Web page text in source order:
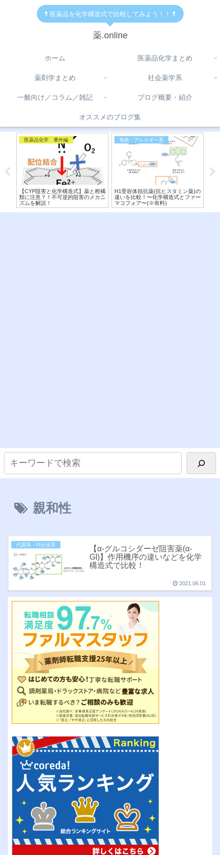
💊医薬品を化学構造式で比較してみよう！！💊
薬.online
ホーム 医薬品化学まとめ
薬剤学まとめ 社会薬学系
一般向け／コラム／雑記 ブログ概要・紹介
オススメのブログ集
医薬品化学 番外編
【CYP阻害と化学構造式】薬と柑橘
類に注意？！不可逆的阻害のメカニ
ズムを解説！
免疫・アレルギー系
H1受容体拮抗薬(抗ヒスタミン薬)の
違いを比較！〜化学構造式とファー
マコフォア〜(※有料)
親和性
代謝系・内分泌系
【α-グルコシダーゼ阻害薬(α-
GI)】作用機序の違いなどを化学
構造式で比較！
2021.06.01